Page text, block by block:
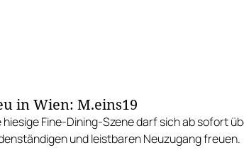
in Wien: M.eins19
hiesige Fine-Dining-Szene darf sich ab sofort
und leistbaren Neuzugang freuen.